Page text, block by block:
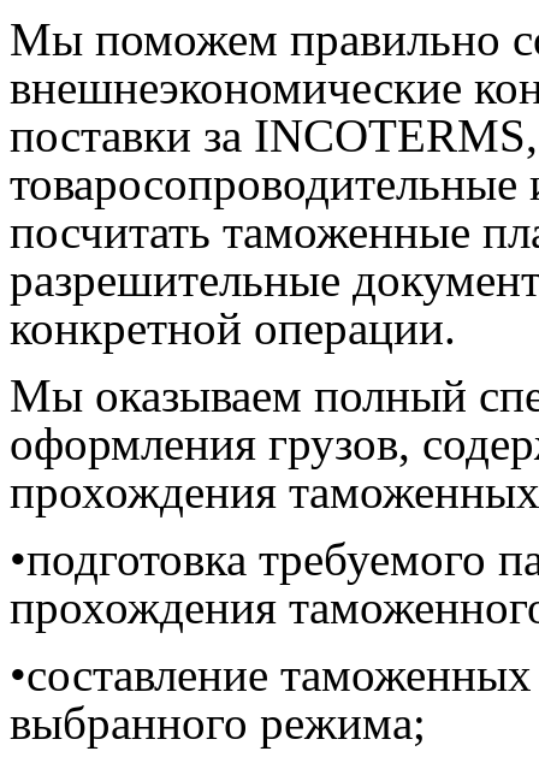
Мы поможем правильно
внешнеэкономические
поставки за
посчитать таможенные
разрешительные
конкретной операции.
Мы оказываем полный
оформления грузов,
прохождения
•подготовка требуемого
прохождения
•составление
выбранного режима;